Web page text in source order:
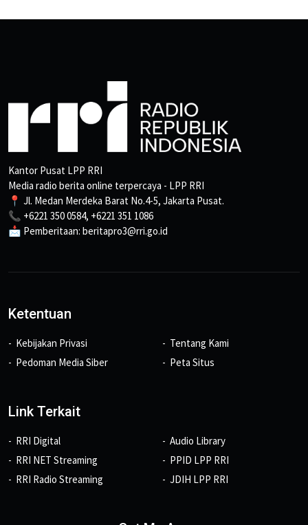
Kantor Pusat LPP RRI
Media radio berita online terpercaya - LPP RRI
📍 Jl. Medan Merdeka Barat No.4-5, Jakarta Pusat.
📞 +6221 350 0584, +6221 351 1086
📩 Pemberitaan: beritapro3@rri.go.id
Ketentuan
Kebijakan Privasi
Pedoman Media Siber
Tentang Kami
Peta Situs
Link Terkait
RRI Digital
RRI NET Streaming
RRI Radio Streaming
Audio Library
PPID LPP RRI
JDIH LPP RRI